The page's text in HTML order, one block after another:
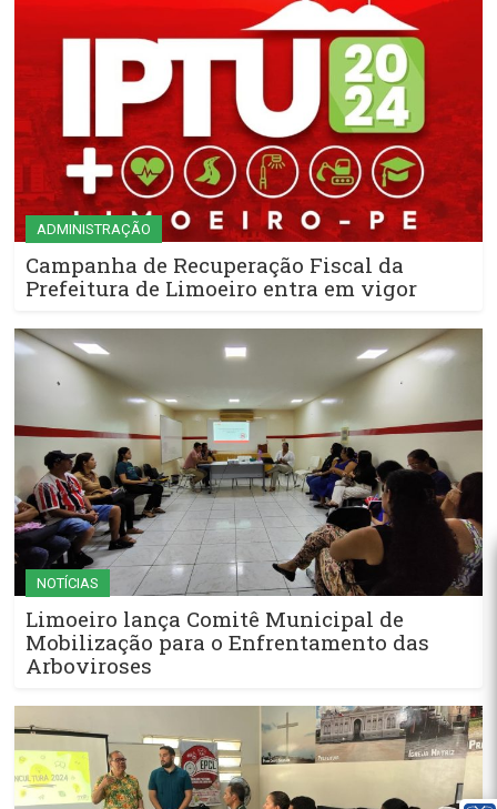
ADMINISTRAÇÃO
Campanha de Recuperação Fiscal da
Prefeitura de Limoeiro entra em vigor
NOTÍCIAS
Limoeiro lança Comitê Municipal de
Mobilização para o Enfrentamento das
Arboviroses